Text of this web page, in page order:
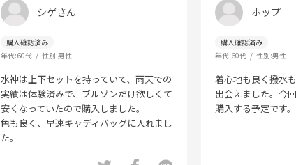
シゲさん
年代:60代 性別:男性
水神は上下セットを持っていて、雨天での
実績は体験済みで、ブルゾンだけ欲しくて
安くなっていたので購入しました。
色も良く、早速キャディバッグに入れまし
た。
ホップ
年代:60代 性別:男性
着心地も良く撥水
出会えました。今
購入する予定です。